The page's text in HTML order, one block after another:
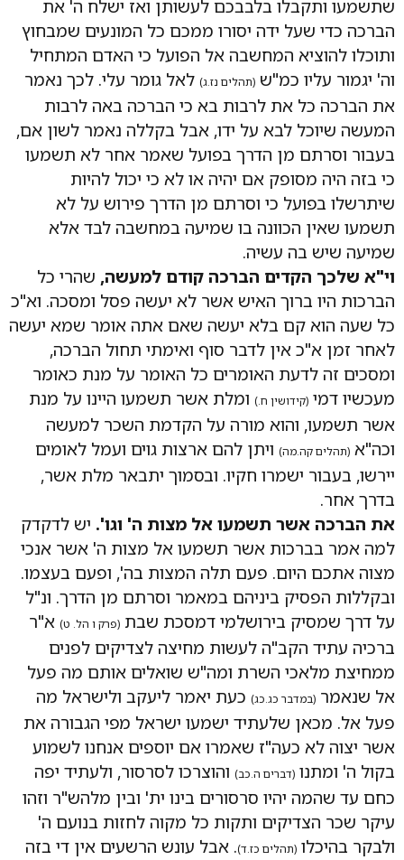
שתשמעו ותקבלו בלבבכם לעשותן ואז ישלח ה' את
הברכה כדי שעל ידה יסורו ממכם כל המונעים שמבחוץ
ותוכלו להוציא המחשבה אל הפועל כי האדם המתחיל
וה' יגמור עליו כמ"ש (תהלים נז.ג) לאל גומר עלי. לכך נאמר
את הברכה כל את לרבות בא כי הברכה באה לרבות
המעשה שיוכל לבא על ידו, אבל בקללה נאמר לשון אם,
בעבור וסרתם מן הדרך בפועל שאמר אחר לא תשמעו
כי בזה היה מסופק אם יהיה או לא כי יכול להיות
שיתרשלו בפועל כי וסרתם מן הדרך פירוש על לא
תשמעו שאין הכוונה בו שמיעה במחשבה לבד אלא
שמיעה שיש בה עשיה.
וי"א שלכך הקדים הברכה קודם למעשה, שהרי כל
הברכות היו ברוך האיש אשר לא יעשה פסל ומסכה. וא"כ
כל שעה הוא קם בלא יעשה שאם אתה אומר שמא יעשה
לאחר זמן א"כ אין לדבר סוף ואימתי תחול הברכה,
ומסכים זה לדעת האומרים כל האומר על מנת כאומר
מעכשיו דמי (קידושין ח.) ומלת אשר תשמעו היינו על מנת
אשר תשמעו, והוא מורה על הקדמת השכר למעשה
וכה"א (תהלים קה.מה) ויתן להם ארצות גוים ועמל לאומים
יירשו, בעבור ישמרו חקיו. ובסמוך יתבאר מלת אשר,
בדרך אחר.
את הברכה אשר תשמעו אל מצות ה' וגו'. יש לדקדק
למה אמר בברכות אשר תשמעו אל מצות ה' אשר אנכי
מצוה אתכם היום. פעם תלה המצות בה', ופעם בעצמו.
ובקללות הפסיק ביניהם במאמר וסרתם מן הדרך. ונ"ל
על דרך שמסיק בירושלמי דמסכת שבת (פרק ו הל. ט) א"ר
ברכיה עתיד הקב"ה לעשות מחיצה לצדיקים לפנים
ממחיצת מלאכי השרת ומה"ש שואלים אותם מה פעל
אל שנאמר (במדבר כג.כג) כעת יאמר ליעקב ולישראל מה
פעל אל. מכאן שלעתיד ישמעו ישראל מפי הגבורה את
אשר יצוה לא כעה"ז שאמרו אם יוספים אנחנו לשמוע
בקול ה' ומתנו (דברים ה.כב) והוצרכו לסרסור, ולעתיד יפה
כחם עד שהמה יהיו סרסורים בינו ית' ובין מלהש"ר וזהו
עיקר שכר הצדיקים ותקות כל מקוה לחזות בנועם ה'
ולבקר בהיכלו (תהלים כז.ד). אבל עונש הרשעים אין די בזה